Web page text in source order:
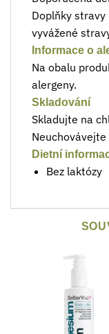
Doplňky
vyvážené
Informace o
Na obalu
alergeny.
Skladování
Skladujte na
Neuchovávejte
Dietní
Bez laktózy